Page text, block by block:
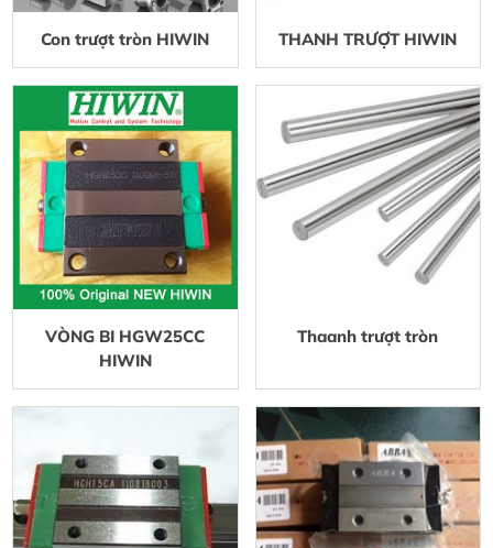
Con trượt tròn HIWIN THANH TRƯỢT HIWIN
VÒNG BI HGW25CC
HIWIN
Thaanh trượt tròn